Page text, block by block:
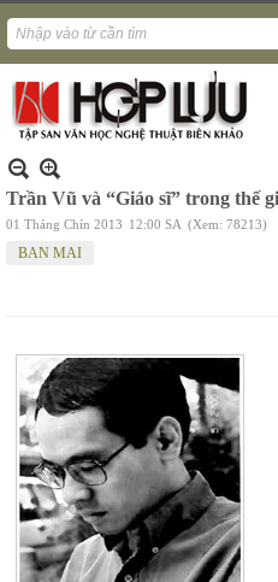
Trần Vũ và “Giáo sĩ” trong thế
01 Tháng Chín 2013 12:00 SA (Xem: 78213)
BAN MAI